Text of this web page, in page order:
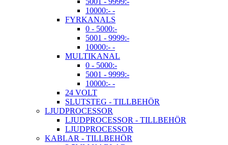
10000:- -
FYRKANALS
0 - 5000:-
5001 - 9999:-
10000:- -
MULTIKANAL
0 - 5000:-
5001 - 9999:-
10000:- -
24 VOLT
SLUTSTEG - TILLBEHÖR
LJUDPROCESSOR
LJUDPROCESSOR - TILLBEHÖR
LJUDPROCESSOR
KABLAR - TILLBEHÖR